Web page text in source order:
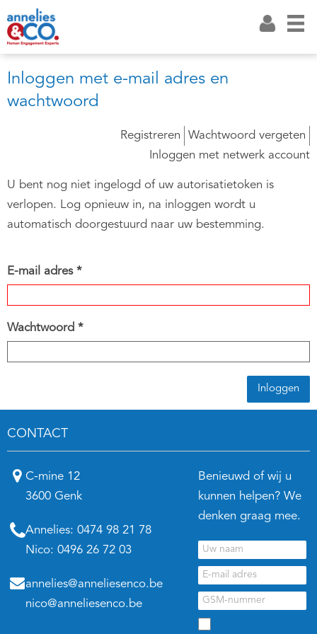
Inloggen met e-mail adres en
wachtwoord
Registreren
Wachtwoord vergeten
Inloggen met netwerk account
U bent nog niet ingelogd of uw autorisatietoken is
verlopen. Log opnieuw in, na inloggen wordt u
automatisch doorgestuurd naar uw bestemming.
E-mail adres *
Wachtwoord *
Inloggen
CONTACT
C-mine 12
3600 Genk
Annelies: 0474 98 21 78
Nico: 0496 26 72 03
annelies@anneliesenco.be
nico@anneliesenco.be
Benieuwd of wij u
kunnen helpen? We
denken graag mee.